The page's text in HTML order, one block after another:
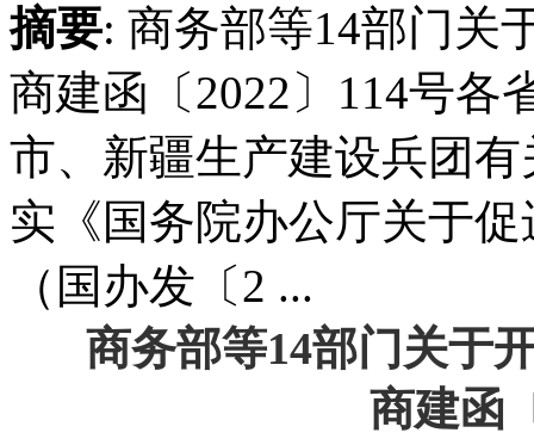
摘要: 商务部等14部门关
商建函〔2022〕114号各
市、新疆生产建设兵团
实《国务院办公厅关于
（国办发〔2 ...
商务部等14部门关于
商建函